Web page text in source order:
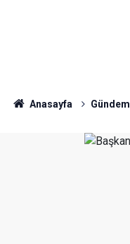
Anasayfa Gündem